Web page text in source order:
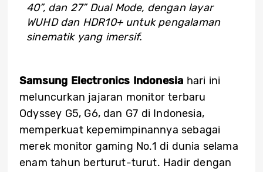
40”, dan 27” Dual Mode, dengan layar
WUHD dan HDR10+ untuk pengalaman
sinematik yang imersif.
Samsung Electronics Indonesia hari ini
meluncurkan jajaran monitor terbaru
Odyssey G5, G6, dan G7 di Indonesia,
memperkuat kepemimpinannya sebagai
merek monitor gaming No.1 di dunia selama
enam tahun berturut-turut. Hadir dengan